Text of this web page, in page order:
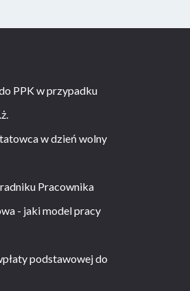
PPK w przypadku
w dzień wolny
Pracownika
- jaki model pracy
podstawowej do